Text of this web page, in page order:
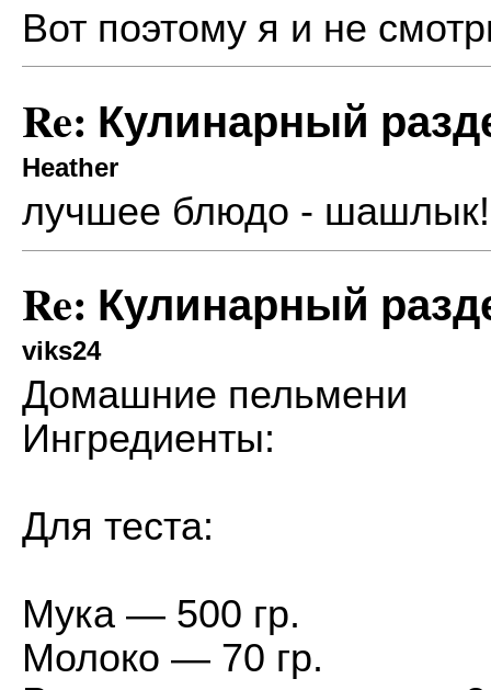
Вот поэтому я и не
Re: Кулинарный
Heather
лучшее блюдо - шашлык!
Re: Кулинарный
viks24
Домашние пельмени
Ингредиенты:
Для теста:
Мука — 500 гр.
Молоко — 70 гр.